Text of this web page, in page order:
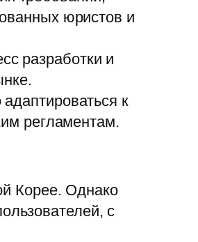
юристов и
разработки и
к
регламентам.
Корее. Однако
с